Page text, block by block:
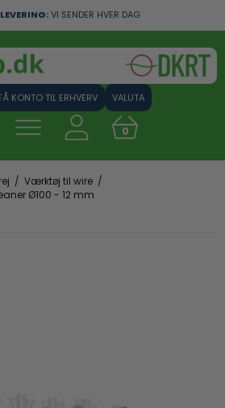
VI SENDER HVER DAG
KONTO TIL ERHVERV VALUTA
0
/ Værktøj til wire /
Ø100 - 12 mm